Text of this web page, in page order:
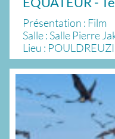
Présentation : Film
Salle : Salle Pierre
Lieu :